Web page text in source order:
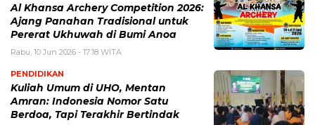
Al Khansa Archery Competition 2026:
Ajang Panahan Tradisional untuk
Pererat Ukhuwah di Bumi Anoa
Rabu, 10 Jun 2026 - 17:18 WITA
PENDIDIKAN
Kuliah Umum di UHO, Mentan
Amran: Indonesia Nomor Satu
Berdoa, Tapi Terakhir Bertindak